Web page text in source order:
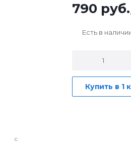
790 руб.
Есть в
Купить в 1
с